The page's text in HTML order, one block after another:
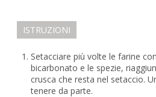
ISTRUZIONI
Setacciare più volte le farine
bicarbonato e le spezie,
crusca che resta nel setaccio.
tenere da parte.